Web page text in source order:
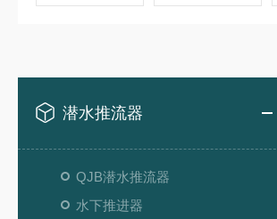
潜水推流器
QJB潜水推流器
水下推进器